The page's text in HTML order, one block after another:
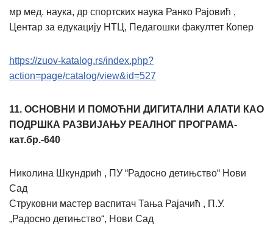
мр мед. наука, др спортских наука Ранко Рајовић ,
Центар за едукацију НТЦ, Педагошки факултет Копер
https://zuov-katalog.rs/index.php?
action=page/catalog/view&id=527
11. ОСНОВНИ И ПОМОЋНИ ДИГИТАЛНИ АЛАТИ КАО
ПОДРШКА РАЗВИЈАЊУ РЕАЛНОГ ПРОГРАМА-
кат.бр.-640
Николина Шкундрић , ПУ “Радосно детињство“ Нови
Сад
Струковни мастер васпитач Тања Рајачић , П.У.
„Радосно детињство“, Нови Сад